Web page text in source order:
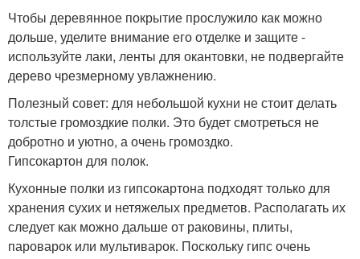
Чтобы деревянное покрытие прослужило как можно
дольше, уделите внимание его отделке и защите -
используйте лаки, ленты для окантовки, не подвергайте
дерево чрезмерному увлажнению.
Полезный совет: для небольшой кухни не стоит делать
толстые громоздкие полки. Это будет смотреться не
добротно и уютно, а очень громоздко.
Гипсокартон для полок.
Кухонные полки из гипсокартона подходят только для
хранения сухих и нетяжелых предметов. Располагать их
следует как можно дальше от раковины, плиты,
пароварок или мультиварок. Поскольку гипс очень